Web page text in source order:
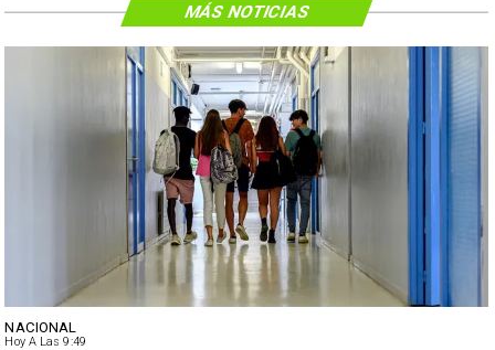
NACIONAL
Hoy A Las 9:49
MÁS NOTICIAS